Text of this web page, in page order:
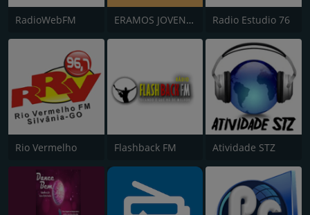
RadioWebFM ERAMOS JOVENS WEB RADIO Radio Estudio 76
Rio Vermelho Flashback FM Atividade STZ